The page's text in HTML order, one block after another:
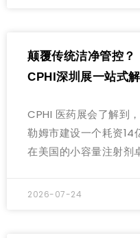
颠覆传统洁净管控？
CPHI深圳展一站式
CPHI 医药展会了解到
勒姆市建设一个耗资14
在美国的小容量注射剂
2026-07-24